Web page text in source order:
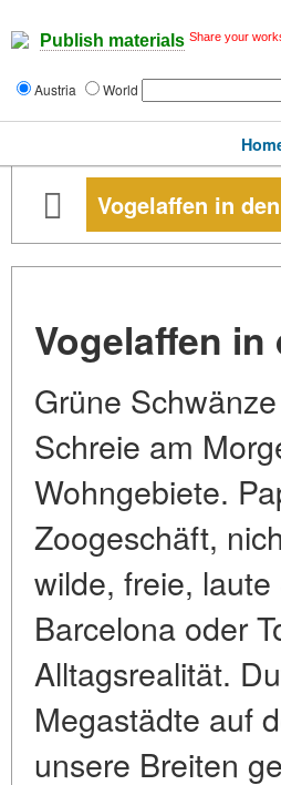
Publish materials Share your
Austria World
Vogelaffen in
Vogelaffen in
Grüne
Schreie am
Wohngebiete.
Zoogeschäft,
wilde, freie,
Barcelona oder
Alltagsrealität.
Megastädte auf
unsere Breiten